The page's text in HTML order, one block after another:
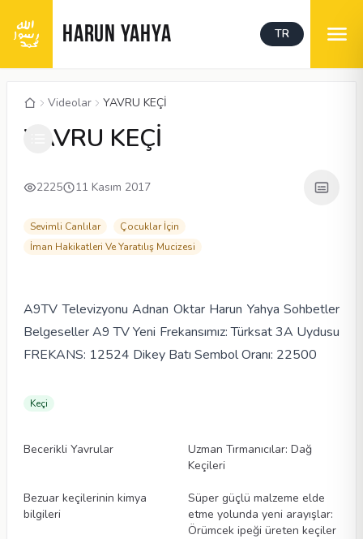
HARUN YAHYA TR
Videolar YAVRU KEÇİ
CC 00:03 00:33
YAVRU KEÇİ
2225 11 Kasım 2017
Sevimli Canlılar
Çocuklar İçin
İman Hakikatleri Ve Yaratılış Mucizesi
A9TV Televizyonu Adnan Oktar Harun Yahya Sohbetler
Belgeseller A9 TV Yeni Frekansımız: Türksat 3A Uydusu
FREKANS: 12524 Dikey Batı Sembol Oranı: 22500
Keçi
Becerikli Yavrular
Uzman Tırmanıcılar: Dağ
Keçileri
Bezuar keçilerinin kimya
bilgileri
Süper güçlü malzeme elde
etme yolunda yeni arayışlar:
Örümcek ipeği üreten keçiler